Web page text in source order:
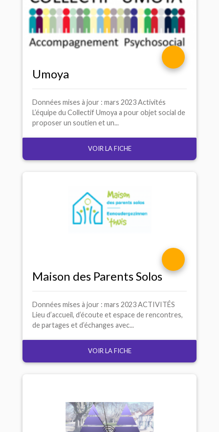
Umoya
Données mises à jour : mars 2023 Activités
L’équipe du Collectif Umoya a pour objet social de
proposer un soutien et un...
VOIR LA FICHE
Maison des Parents Solos
Données mises à jour : mars 2023 ACTIVITÉS
Lieu d’accueil, d’écoute et espace de rencontres,
de partages et d’échanges avec...
VOIR LA FICHE